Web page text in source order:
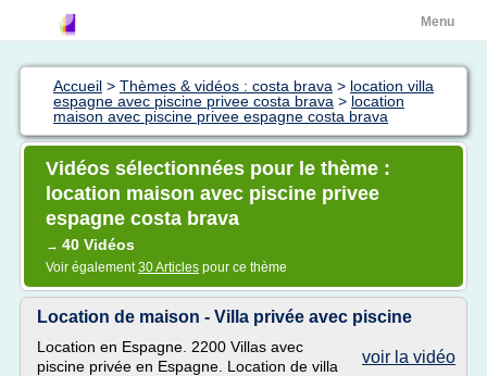
Menu
Accueil > Thèmes & vidéos : costa brava > location villa
espagne avec piscine privee costa brava > location
maison avec piscine privee espagne costa brava
Vidéos sélectionnées pour le thème :
location maison avec piscine privee
espagne costa brava
→ 40 Vidéos
Voir également30 Articles pour ce thème
Location de maison - Villa privée avec piscine
voir la vidéo
Location en Espagne. 2200 Villas avec
piscine privée en Espagne. Location de villa